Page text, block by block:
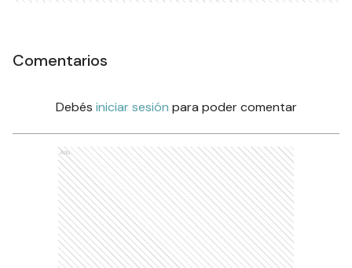
Comentarios
Debés iniciar sesión para poder comentar
Ads